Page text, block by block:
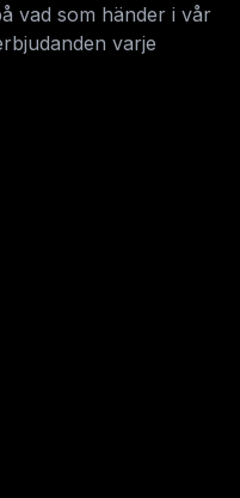
vad som händer i vår
varje